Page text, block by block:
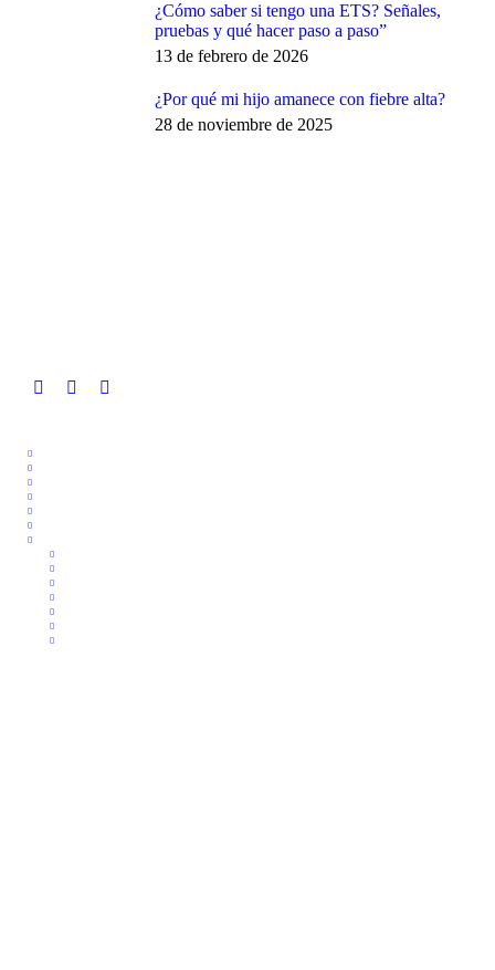
¿Cómo saber si tengo una ETS? Señales,
pruebas y qué hacer paso a paso”
13 de febrero de 2026
¿Por qué mi hijo amanece con fiebre alta?
28 de noviembre de 2025